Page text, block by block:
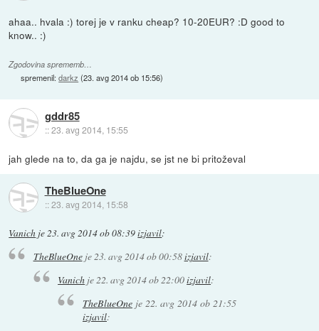
ahaa.. hvala :) torej je v ranku cheap? 10-20EUR? :D good to
know.. :)
Zgodovina sprememb…
spremenil:darkz (23. avg 2014 ob 15:56)
gddr85
::23. avg 2014, 15:55
jah glede na to, da ga je najdu, se jst ne bi pritoževal
TheBlueOne
::23. avg 2014, 15:58
Vanich je23. avg 2014 ob 08:39izjavil:
TheBlueOneje23. avg 2014 ob 00:58izjavil:
Vanich je22. avg 2014 ob 22:00izjavil:
TheBlueOneje 22. avg 2014 ob 21:55
izjavil: